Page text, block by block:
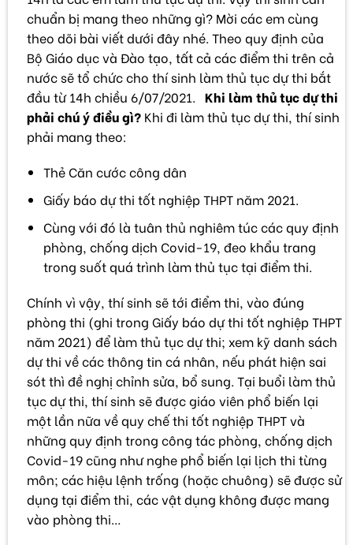
chuẩn bị mang theo những gì? Mời các em cùng
theo dõi bài viết dưới đây nhé. Theo quy định của
Bộ Giáo dục và Đào tạo, tất cả các điểm thi trên cả
nước sẽ tổ chức cho thí sinh làm thủ tục dự thi bắt
đầu từ 14h chiều 6/07/2021. Khi làm thủ tục dự thi
phải chú ý điều gì? Khi đi làm thủ tục dự thi, thí sinh
phải mang theo:
Thẻ Căn cước công dân
Giấy báo dự thi tốt nghiệp THPT năm 2021.
Cùng với đó là tuân thủ nghiêm túc các quy định
phòng, chống dịch Covid-19, đeo khẩu trang
trong suốt quá trình làm thủ tục tại điểm thi.
Chính vì vậy, thí sinh sẽ tới điểm thi, vào đúng
phòng thi (ghi trong Giấy báo dự thi tốt nghiệp THPT
năm 2021) để làm thủ tục dự thi; xem kỹ danh sách
dự thi về các thông tin cá nhân, nếu phát hiện sai
sót thì đề nghị chỉnh sửa, bổ sung. Tại buổi làm thủ
tục dự thi, thí sinh sẽ được giáo viên phổ biến lại
một lần nữa về quy chế thi tốt nghiệp THPT và
những quy định trong công tác phòng, chống dịch
Covid-19 cũng như nghe phổ biến lại lịch thi từng
môn; các hiệu lệnh trống (hoặc chuông) sẽ được sử
dụng tại điểm thi, các vật dụng không được mang
vào phòng thi…